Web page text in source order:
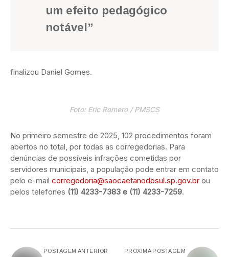
um efeito pedagógico
notável”
finalizou Daniel Gomes.
Foto: Eric Romero / PMSCS
No primeiro semestre de 2025, 102 procedimentos foram
abertos no total, por todas as corregedorias. Para
denúncias de possíveis infrações cometidas por
servidores municipais, a população pode entrar em contato
pelo e-mail corregedoria@saocaetanodosul.sp.gov.br ou
pelos telefones (11) 4233-7383 e (11) 4233-7259.
POSTAGEM ANTERIOR PRÓXIMA POSTAGEM